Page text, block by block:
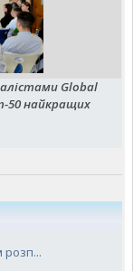
Global
50 найкращих
розп...